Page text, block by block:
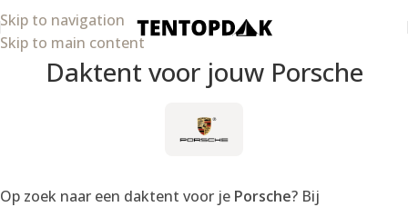
Skip to navigation
Skip to main content
Daktent voor jouw Porsche
Op zoek naar een daktent voor je Porsche? Bij